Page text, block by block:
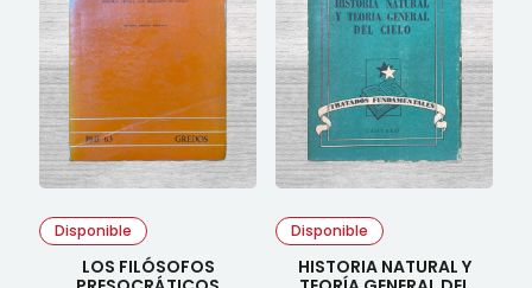
Disponible
LOS FILÓSOFOS
Disponible
HISTORIA NATURAL Y